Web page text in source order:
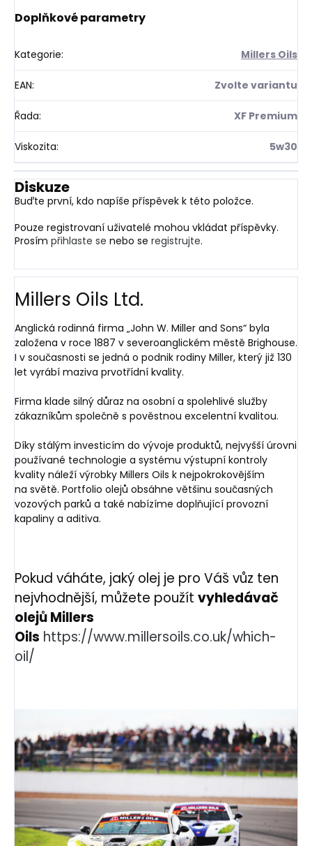
Doplňkové parametry
Kategorie: Millers Oils
EAN: Zvolte variantu
Řada: XF Premium
Viskozita: 5w30
Diskuze
Buďte první, kdo napíše příspěvek k této položce.
Pouze registrovaní uživatelé mohou vkládat příspěvky.
Prosím přihlaste se nebo se registrujte.
Millers Oils Ltd.
Anglická rodinná firma „John W. Miller and Sons“ byla
založena v roce 1887 v severoanglickém městě Brighouse.
I v současnosti se jedná o podnik rodiny Miller, který již 130
let vyrábí maziva prvotřídní kvality.
Firma klade silný důraz na osobní a spolehlivé služby
zákazníkům společně s pověstnou excelentní kvalitou.
Díky stálým investicím do vývoje produktů, nejvyšší úrovni
používané technologie a systému výstupní kontroly
kvality náleží výrobky Millers Oils k nejpokrokovějším
na světě. Portfolio olejů obsáhne většinu současných
vozových parků a také nabízíme doplňující provozní
kapaliny a aditiva.
Pokud váháte, jaký olej je pro Váš vůz ten
nejvhodnější, můžete použít vyhledávač
olejů Millers
Oils https://www.millersoils.co.uk/which-
oil/